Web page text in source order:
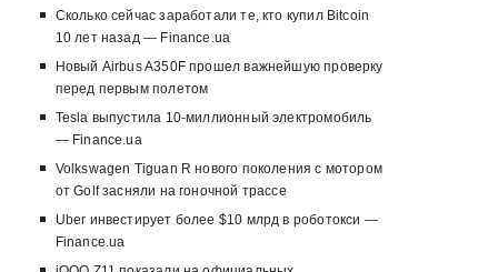
Сколько сейчас заработали те, кто купил Bitcoin
10 лет назад — Finance.ua
Новый Airbus A350F прошел важнейшую проверку
перед первым полетом
Tesla выпустила 10-миллионный электромобиль
— Finance.ua
Volkswagen Tiguan R нового поколения с мотором
от Golf засняли на гоночной трассе
Uber инвестирует более $10 млрд в роботокси —
Finance.ua